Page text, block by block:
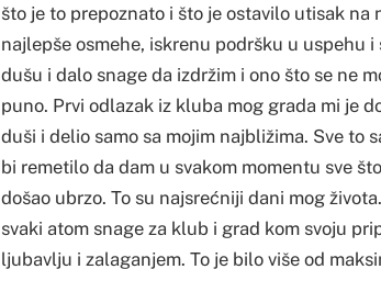
što je to prepoznato i što je ostavilo utisak na
najlepše osmehe, iskrenu podršku u uspehu
dušu i dalo snage da izdržim i ono što se ne
puno. Prvi odlazak iz kluba mog grada mi je
duši i delio samo sa mojim najbližima. Sve to
bi remetilo da dam u svakom momentu sve
došao ubrzo. To su najsrećniji dani mog
svaki atom snage za klub i grad kom svoju
ljubavlju i zalaganjem. To je bilo više od